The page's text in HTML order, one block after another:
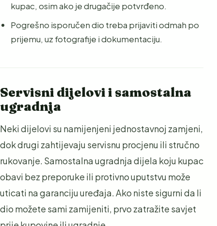
kupac, osim ako je drugačije potvrđeno.
Pogrešno isporučen dio treba prijaviti odmah po
prijemu, uz fotografije i dokumentaciju.
Servisni dijelovi i samostalna
ugradnja
Neki dijelovi su namijenjeni jednostavnoj zamjeni,
dok drugi zahtijevaju servisnu procjenu ili stručno
rukovanje. Samostalna ugradnja dijela koju kupac
obavi bez preporuke ili protivno uputstvu može
uticati na garanciju uređaja. Ako niste sigurni da li
dio možete sami zamijeniti, prvo zatražite savjet